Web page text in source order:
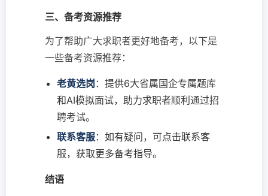
三、备考资源推荐
为了帮助广大求职者更好地备考，以下是
一些备考资源推荐：
老黄选岗 ：提供6大省属国企专属题库
和AI模拟面试，助力求职者顺利通过招
聘考试。
联系客服：如有疑问，可点击联系客
服，获取更多备考指导。
结语